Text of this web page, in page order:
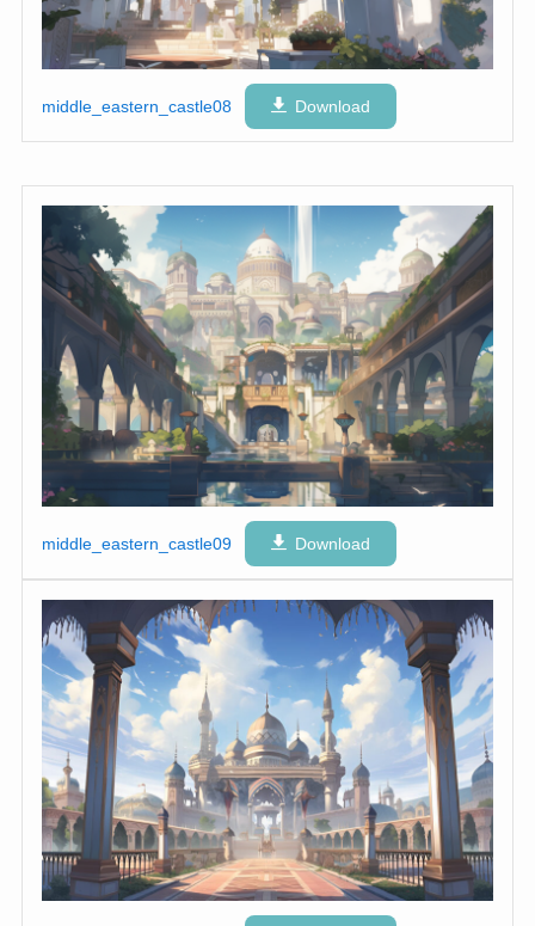
middle_eastern_castle08 Download
middle_eastern_castle09 Download